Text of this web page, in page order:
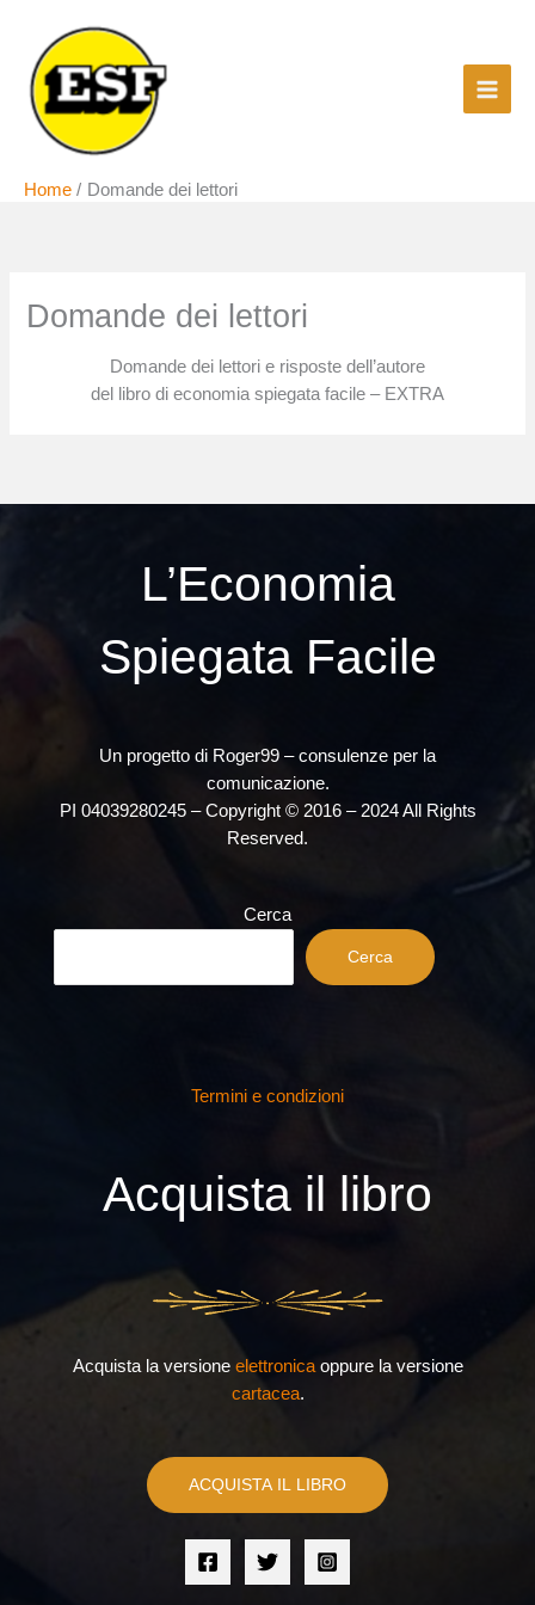
contenuto
Home Domande dei lettori
Domande dei lettori
Domande dei lettori e risposte dell’autore
del libro di economia spiegata facile – EXTRA
L’Economia
Spiegata Facile
Un progetto di Roger99 – consulenze per la
comunicazione.
PI 04039280245 – Copyright © 2016 – 2024 All Rights
Reserved.
Cerca
Cerca
Termini e condizioni
Acquista il libro
Acquista la versione elettronicaoppure la versione
cartacea.
ACQUISTA IL LIBRO